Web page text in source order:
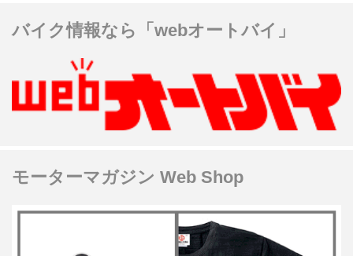
バイク情報なら「webオートバイ」
モーターマガジン Web Shop